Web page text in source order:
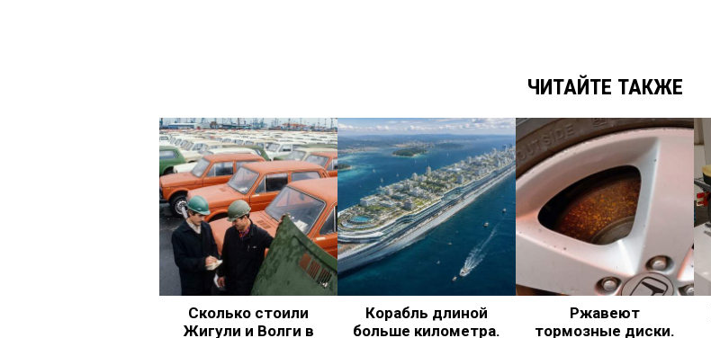
ЧИТАЙТЕ ТАКЖЕ
Сколько стоили
Жигули и Волги в
Корабль длиной
больше километра.
Ржавеют
тормозные диски.